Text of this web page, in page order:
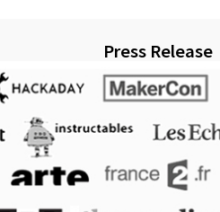
Press Release